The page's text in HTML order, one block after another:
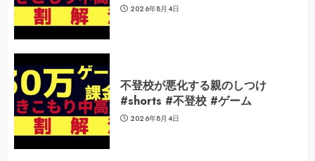
2026年8月4日
不登校が悪化する親のしつけ
#shorts #不登校 #ゲーム
2026年8月4日